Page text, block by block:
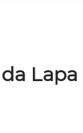
Lapa